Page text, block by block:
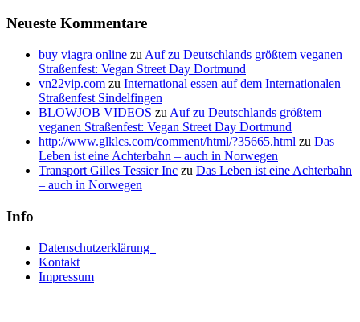
Neueste Kommentare
buy viagra online zu Auf zu Deutschlands größtem veganen
Straßenfest: Vegan Street Day Dortmund
vn22vip.com zu International essen auf dem Internationalen
Straßenfest Sindelfingen
BLOWJOB VIDEOS zu Auf zu Deutschlands größtem
veganen Straßenfest: Vegan Street Day Dortmund
http://www.glklcs.com/comment/html/?35665.html zu Das
Leben ist eine Achterbahn – auch in Norwegen
Transport Gilles Tessier Inc zu Das Leben ist eine Achterbahn
– auch in Norwegen
Info
Datenschutzerklärung
Kontakt
Impressum